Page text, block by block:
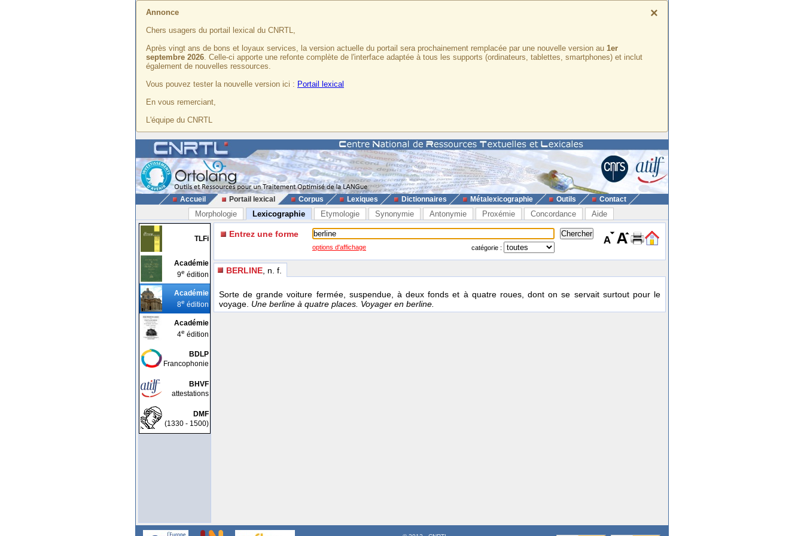
×
Annonce
Chers usagers du portail lexical du CNRTL,
Après vingt ans de bons et loyaux services, la version actuelle du portail sera prochainement remplacée par une nouvelle version au 1er
septembre 2026. Celle-ci apporte une refonte complète de l'interface adaptée à tous les supports (ordinateurs, tablettes, smartphones) et inclut
également de nouvelles ressources.
Vous pouvez tester la nouvelle version ici : Portail lexical
En vous remerciant,
L'équipe du CNRTL
Accueil Portail lexical Corpus Lexiques Dictionnaires Métalexicographie Outils Contact
Morphologie Lexicographie Etymologie Synonymie Antonymie Proxémie Concordance Aide
TLFi
Académie
9e édition
Académie
8e édition
Académie
4e édition
BDLP
Francophonie
BHVF
attestations
DMF
(1330 - 1500)
Entrez une forme
options d'affichage catégorie :
BERLINE , n. f.
Sorte de grande voiture fermée, suspendue, à deux fonds et à quatre roues, dont on se servait surtout pour le
voyage. Une berline à quatre places. Voyager en berline.